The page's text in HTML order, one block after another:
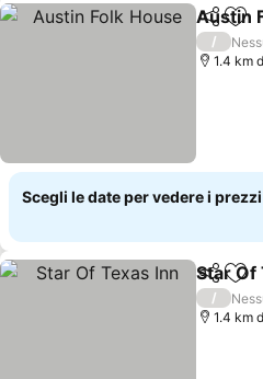
Austin
/
1.4 km
Scegli le date per vedere i
Star Of
/
1.4 km